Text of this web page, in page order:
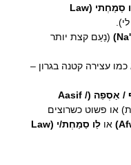
לַו סַמַחְתי (Law
(נַעַם קצת יותר
עצירה קטנה בגרון –
אַסִף / אַסְפֵה (Aasif /
או פשוט כשרוצים
או
לַו סַמַחְת/י (Law